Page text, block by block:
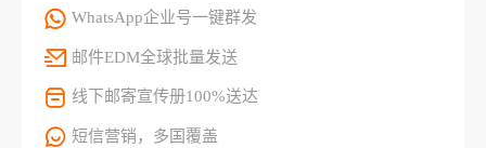
WhatsApp企业号一键群发
邮件EDM全球批量发送
线下邮寄宣传册100%送达
短信营销，多国覆盖